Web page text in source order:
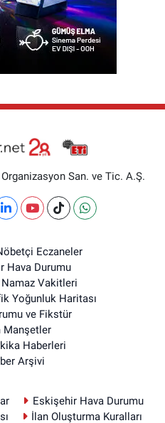
San. ve Tic. A.Ş.
Eczaneler
Hava Durumu
Vakitleri
Yoğunluk Haritası
ve Fikstür
Manşetler
Haberleri
Arşivi
Eskişehir Hava Durumu
İlan Oluşturma Kuralları